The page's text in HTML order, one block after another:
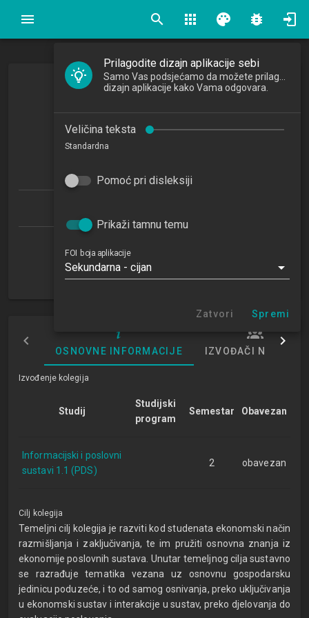
search apps palette bug_report
Poslovna ekonomija
Business Economics
2019/2020
OU
OSNOVNE INFORMACIJE IZVOĐAČI NASTAVE
Izvođenje kolegija
Studij
Studijski
program
Semestar Obavezan
Informacijski i poslovni
sustavi 1.1 (PDS)
2 obavezan
Cilj kolegija
Temeljni cilj kolegija je razviti kod studenata ekonomski način
razmišljanja i zaključivanja, te im pružiti osnovna znanja iz
ekonomije poslovnih sustava. Unutar temeljnog cilja sustavno
se razrađuje tematika vezana uz osnovnu gospodarsku
jedinicu poduzeće, i to od samog osnivanja, preko uključivanja
u ekonomski sustav i interakcije u sustav, preko djelovanja do
Prilagodite dizajn aplikacije sebi
dizajn aplikacije kako Vama odgovara.
Veličina teksta
Standardna
Pomoć pri disleksiji
Prikaži tamnu temu
FOI boja aplikacije
Sekundarna - cijan
Zatvori Spremi